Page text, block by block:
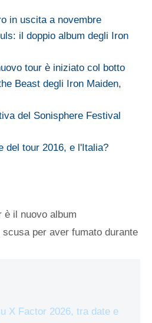
in uscita a novembre
il doppio album degli Iron
tour è iniziato col botto
Beast degli Iron Maiden,
del Sonisphere Festival
del tour 2016, e l'Italia?
è il nuovo album
per aver fumato durante
X Factor 2026, tra date e